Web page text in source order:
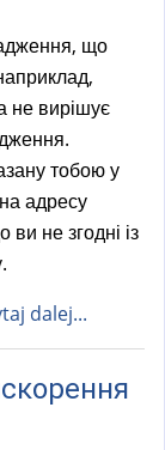
що
не вирішує
тобою у
адресу
не згодні із
dalej...